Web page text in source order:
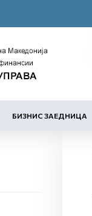
БИЗНИС ЗАЕДНИЦА